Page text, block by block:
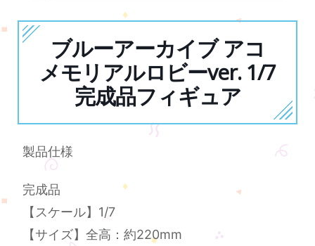
ブルーアーカイブ アコ
メモリアルロビーver. 1/7
完成品フィギュア
製品仕様
完成品
【スケール】1/7
【サイズ】全高：約220mm